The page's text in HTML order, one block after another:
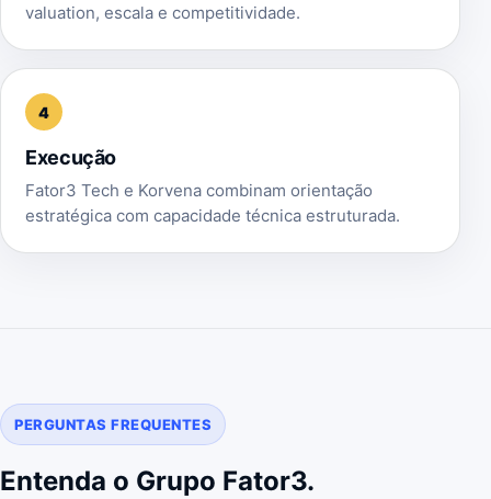
valuation, escala e competitividade.
4
Execução
Fator3 Tech e Korvena combinam orientação
estratégica com capacidade técnica estruturada.
PERGUNTAS FREQUENTES
Entenda o Grupo Fator3.